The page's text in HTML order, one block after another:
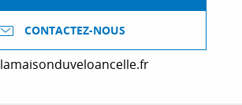
CONTACTEZ-NOUS
lamaisonduveloancelle.fr